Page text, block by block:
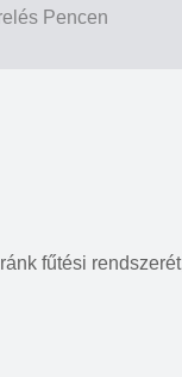
Pencen
fűtési